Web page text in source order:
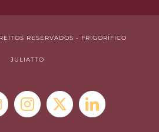
RESERVADOS - FRIGORÍFICO
JULIATTO
Instagram
X LinkedIn